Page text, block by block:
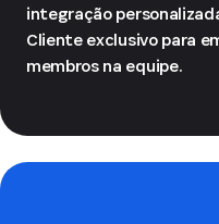
integração
Cliente exclusivo para
membros na equipe.